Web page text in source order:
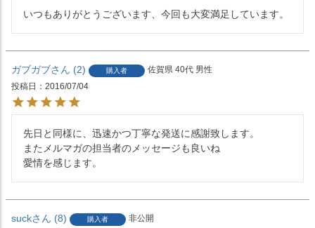
いつもありがとうございます、今回も大変満足しています。
ガブガブ 2 購入者 佐賀県 40代 男性
投稿日
2016/07/04
先日と同様に、迅速かつ丁寧な発送に感謝致します。
またメルマガの担当者のメッセージも良いね
愛情を感じます。
suck 8 購入者
非公開